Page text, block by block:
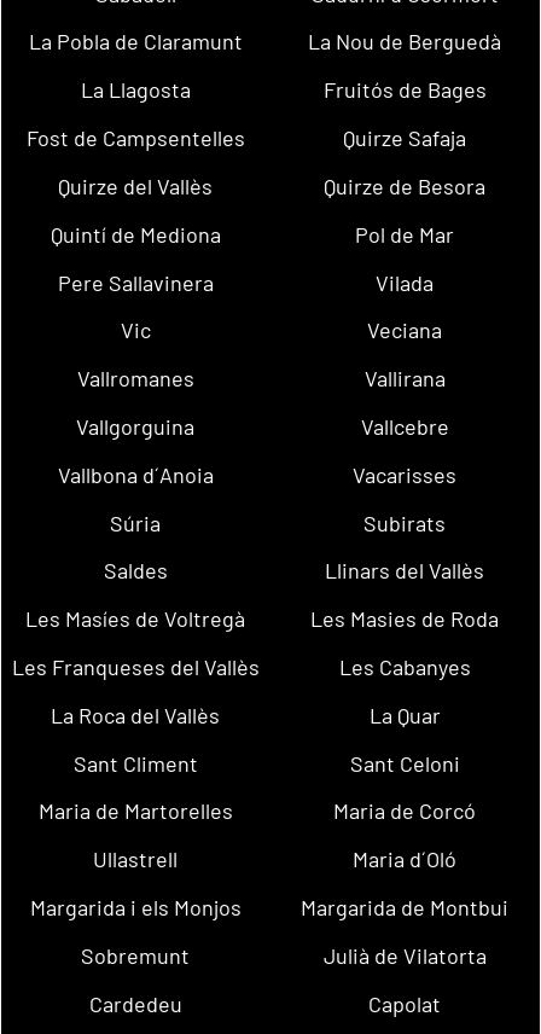
La Pobla de Claramunt
La Nou de Berguedà
La Llagosta
Fruitós de Bages
Fost de Campsentelles
Quirze Safaja
Quirze del Vallès
Quirze de Besora
Quintí de Mediona
Pol de Mar
Pere Sallavinera
Vilada
Vic
Veciana
Vallromanes
Vallirana
Vallgorguina
Vallcebre
Vallbona d´Anoia
Vacarisses
Súria
Subirats
Saldes
Llinars del Vallès
Les Masíes de Voltregà
Les Masies de Roda
Les Franqueses del Vallès
Les Cabanyes
La Roca del Vallès
La Quar
Sant Climent
Sant Celoni
Maria de Martorelles
Maria de Corcó
Ullastrell
Maria d´Oló
Margarida i els Monjos
Margarida de Montbui
Sobremunt
Julià de Vilatorta
Cardedeu
Capolat